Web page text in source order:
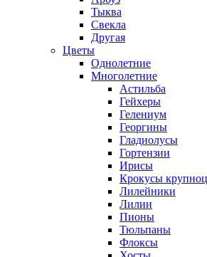
Тыква
Свекла
Другая
Цветы
Однолетние
Многолетние
Астильба
Гейхеры
Гелениум
Георгины
Гладиолусы
Гортензии
Ирисы
Крокусы
Лилейники
Лилии
Пионы
Тюльпаны
Флоксы